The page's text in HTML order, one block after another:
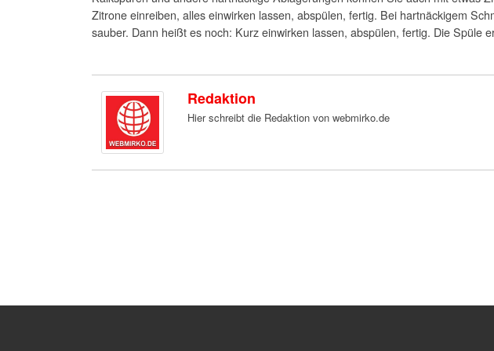
Zitrone einreiben, alles einwirken lassen, abspülen, fertig. Bei hartnäckigem
sauber. Dann heißt es noch: Kurz einwirken lassen, abspülen, fertig. Die Spüle
Redaktion
Hier schreibt die Redaktion von webmirko.de